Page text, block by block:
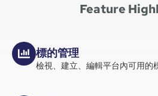
Feature
標的管理
檢視、建立、編輯平台內可用的